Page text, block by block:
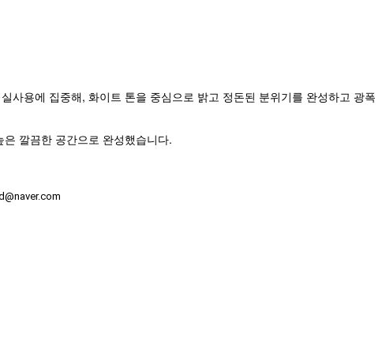
사용에 집중해, 화이트 톤을 중심으로 밝고 정돈된 분위기를 완성하고 광폭
깔끔한 공간으로 완성했습니다.